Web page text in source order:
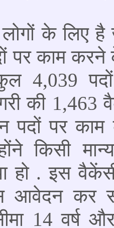
के लिए है
पर काम करने
4,039 पदों
की 1,463
पदों पर
किसी
हो . इस
आवेदन कर
14 वर्ष